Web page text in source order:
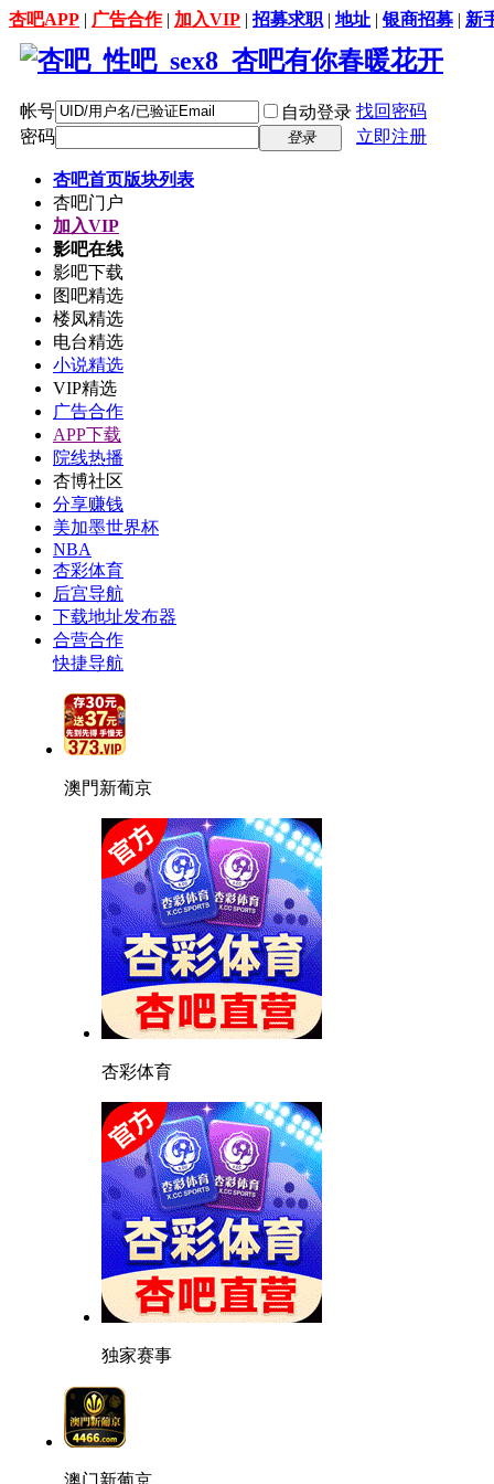
杏吧APP | 广告合作| 加入VIP | 招募求职 | 地址 |银商招募 | 新
帐号 自动登录 找回密码
密码
登录 立即注册
杏吧首页版块列表
杏吧门户
加入VIP
影吧在线
影吧下载
图吧精选
楼凤精选
电台精选
小说精选
VIP精选
广告合作
APP下载
院线热播
杏博社区
分享赚钱
美加墨世界杯
NBA
杏彩体育
后宫导航
下载地址发布器
合营合作
快捷导航
澳門新葡京
杏彩体育
独家赛事
澳门新葡京